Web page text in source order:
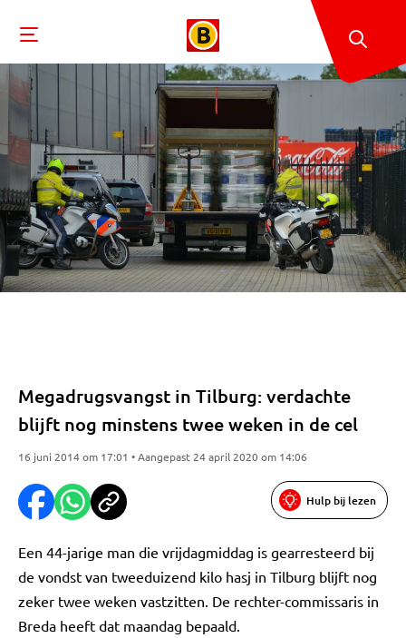
Megadrugsvangst in Tilburg: verdachte
blijft nog minstens twee weken in de cel
16 juni 2014 om 17:01 • Aangepast 24 april 2020 om 14:06
Hulp bij lezen
Een 44-jarige man die vrijdagmiddag is gearresteerd bij
de vondst van tweeduizend kilo hasj in Tilburg blijft nog
zeker twee weken vastzitten. De rechter-commissaris in
Breda heeft dat maandag bepaald.